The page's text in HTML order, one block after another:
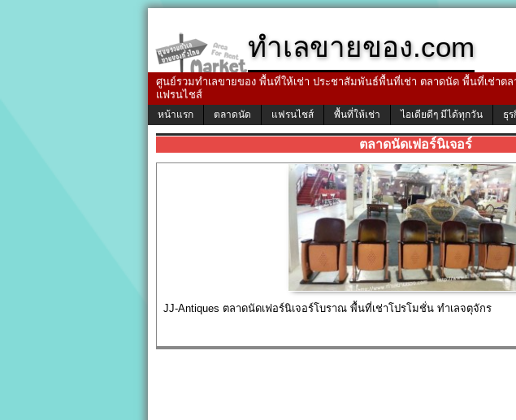
ทำเลขายของ.com
ศูนย์รวมทำเลขายของ พื้นที่ให้เช่า ประชาสัมพันธ์พื้นที่เช่า ตลาดนัด พื้นที่เช่าต
แฟรนไชส์
หน้าแรก ตลาดนัด แฟรนไชส์ พื้นที่ให้เช่า ไอเดียดีๆ มีได้ทุกวัน ธุ
ตลาดนัดเฟอร์นิเจอร์
JJ-Antiques ตลาดนัดเฟอร์นิเจอร์โบราณ พื้นที่เช่าโปรโมชั่น ทำเลจตุจักร